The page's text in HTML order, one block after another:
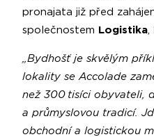
pronajata již před
společnostem Logistika
„Bydhošť je skvělým
lokality se Accolade
než 300 tisíci obyvateli,
a průmyslovou tradicí.
obchodní a logistickou